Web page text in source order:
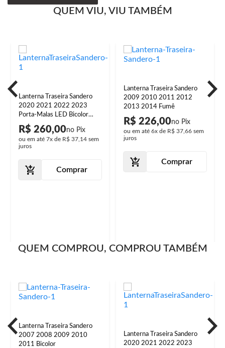
QUEM VIU, VIU TAMBÉM
Lanterna Traseira Sandero
2020 2021 2022 2023
Porta-Malas LED Bicolor
Lente Lisa Acrílico
R$ 260,00
ou em até 7x de R$ 37,14 sem
juros
Comprar
Lanterna Traseira Sandero
2009 2010 2011 2012
2013 2014 Fumê
R$ 226,00
ou em até 6x de R$ 37,66 sem
juros
Comprar
QUEM COMPROU, COMPROU TAMBÉM
Lanterna Traseira Sandero
2007 2008 2009 2010
2011 Bicolor
Lanterna Traseira Sandero
2020 2021 2022 2023